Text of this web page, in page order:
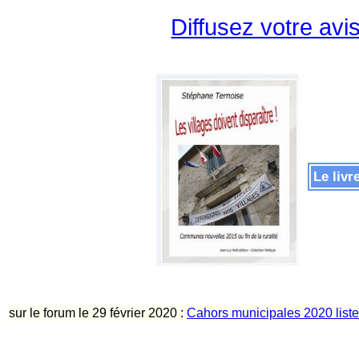
Diffusez votre
Le
sur le forum le 29 février 2020 : Cahors municipales 2020